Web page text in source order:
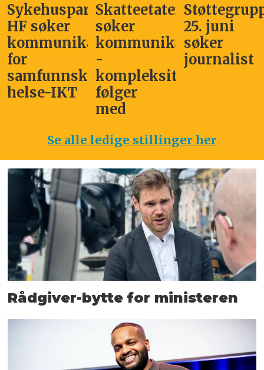
Sykehuspartner
HF søker
kommunikasjonssjef
for
samfunnskritisk
helse-IKT
Skatteetaten
søker
kommunikasjonsleder
-
kompleksitet
følger
med
25. juni
søker
journalist
Se alle ledige stillinger her
Rådgiver-bytte for ministeren